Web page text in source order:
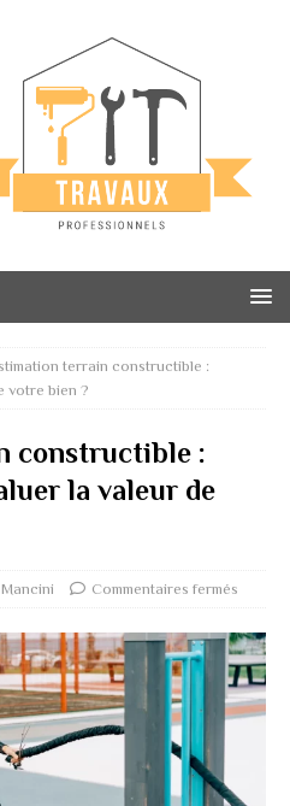
terrain constructible :
votre bien ?
constructible :
la valeur de
Commentaires fermés